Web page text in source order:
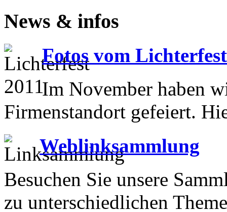
News & infos
Fotos vom
Im November haben
Firmenstandort gefeiert.
Weblinksammlung
Besuchen Sie unsere
zu unterschiedlichen